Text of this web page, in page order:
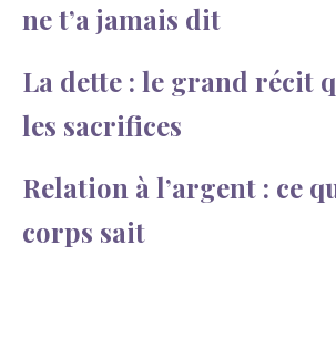
ne t’a jamais dit
La dette : le grand récit
les sacrifices
Relation à l’argent : ce
corps sait